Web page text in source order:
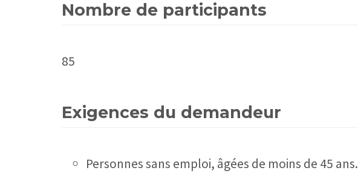
Nombre de participants
85
Exigences du demandeur
Personnes sans emploi, âgées de moins de 45 ans.